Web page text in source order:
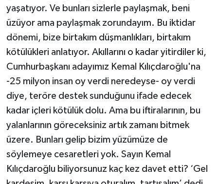
yaşatıyor. Ve bunları sizlerle paylaşmak, beni
üzüyor ama paylaşmak zorundayım. Bu iktidar
dönemi, bize birtakım düşmanlıkları, birtakım
kötülükleri anlatıyor. Akıllarını o kadar yitirdiler ki,
Cumhurbaşkanı adayımız Kemal Kılıçdaroğlu'na
-25 milyon insan oy verdi neredeyse- oy verdi
diye, teröre destek sunduğunu ifade edecek
kadar içleri kötülük dolu. Ama bu iftiralarının, bu
yalanlarının göreceksiniz artık zamanı bitmek
üzere. Bunları gelip bizim yüzümüze de
söylemeye cesaretleri yok. Sayın Kemal
Kılıçdaroğlu biliyorsunuz kaç kez davet etti? ‘Gel